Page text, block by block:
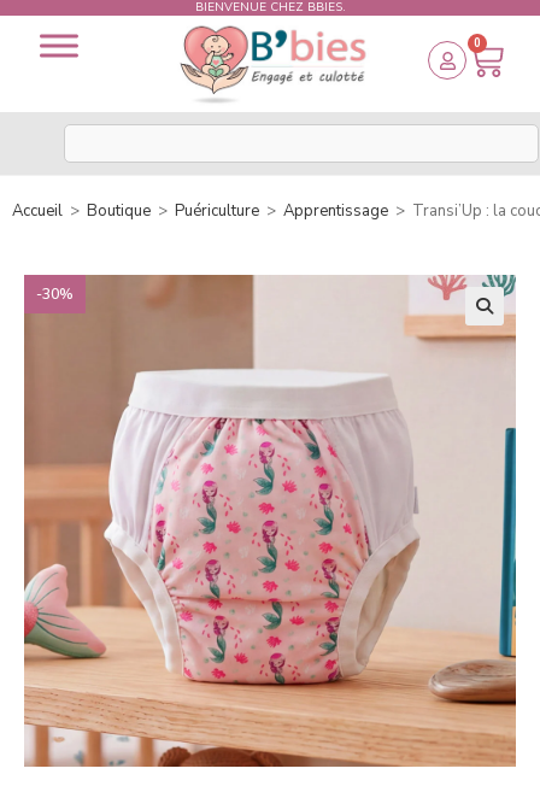
BIENVENUE CHEZ BBIES.
0
Accueil > Boutique > Puériculture > Apprentissage > Transi’Up : la
-30%